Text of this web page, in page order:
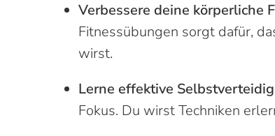
Verbessere deine körperliche
Fitnessübungen sorgt dafür,
wirst.
Lerne effektive
Fokus. Du wirst Techniken